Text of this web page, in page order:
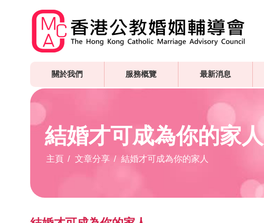
關於我們 服務概覽 最新消息
結婚才可成為你的家人
主頁 文章分享 結婚才可成為你的家人